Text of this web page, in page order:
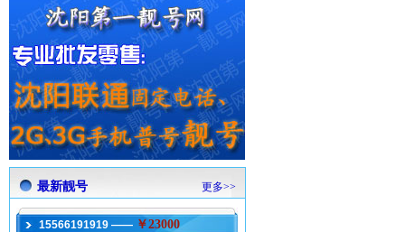
最新靓号 更多>>
15566191919 —— ￥23000